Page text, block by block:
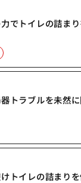
でトイレの詰ま
トラブルを未然
トイレの詰まり